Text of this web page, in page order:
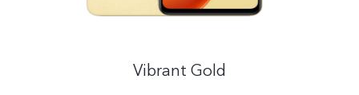
Vibrant Gold